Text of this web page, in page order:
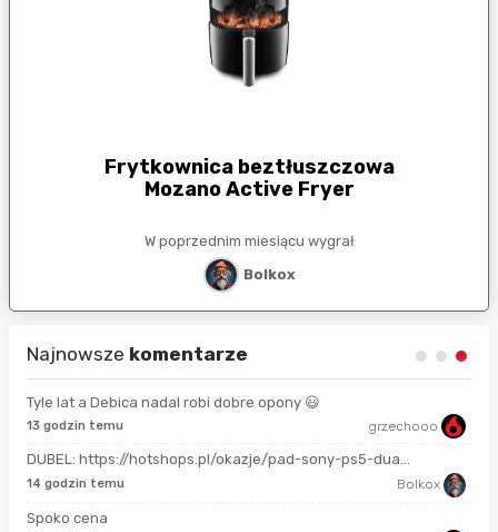
Frytkownica beztłuszczowa
Mozano Active Fryer
W poprzednim miesiącu wygrał
Bolkox
Najnowsze komentarze
Tyle lat a Debica nadal robi dobre opony 😃
13 godzin temu grzechooo
DUBEL: https://hotshops.pl/okazje/pad-sony-ps5-dua...
14 godzin temu Bolkox
Spoko cena